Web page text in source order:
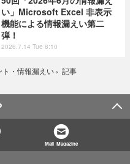
い」Microsoft Excel 非表示
機能による情報漏えい第二
弾！
2026.7.14 Tue 8:10
ト・情報漏えい › 記事
Mail Magazine